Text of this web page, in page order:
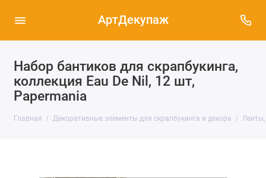
АртДекупаж
Набор бантиков для скрапбукинга,
коллекция Eau De Nil, 12 шт,
Papermania
Главная Декоративные элементы для скрапбукинга и декора Ленты,